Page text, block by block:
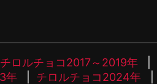
チロルチョコ2017～2019年
年
チロルチョコ2024年